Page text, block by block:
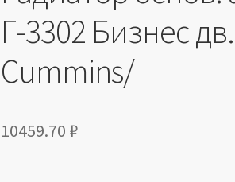
Г-3302 Бизнес дв.
Cummins/
10459.70 ₽